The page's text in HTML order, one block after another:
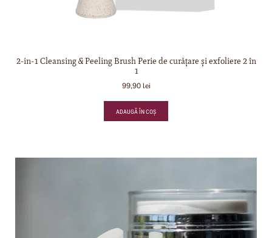
2-in-1 Cleansing & Peeling Brush Perie de curățare și exfoliere 2 în
1
99,90lei
ADAUGĂ ÎN COȘ